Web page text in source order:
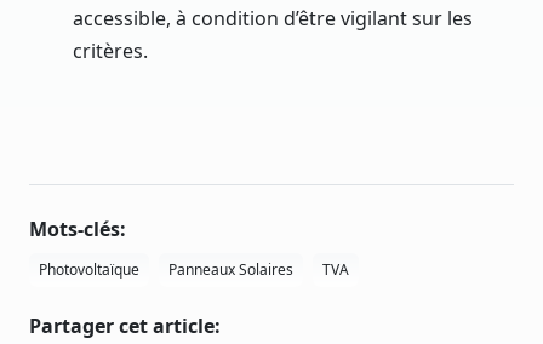
accessible, à condition d’être vigilant sur les
critères.
Mots-clés:
Photovoltaïque Panneaux Solaires TVA
Partager cet article: